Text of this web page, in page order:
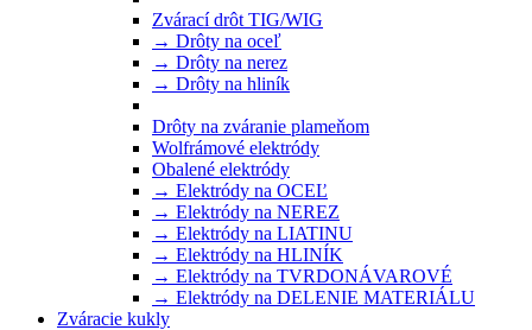
Zvárací drôt TIG/WIG
→ Drôty na oceľ
→ Drôty na nerez
→ Drôty na hliník
Drôty na zváranie plameňom
Wolfrámové elektródy
Obalené elektródy
→ Elektródy na OCEĽ
→ Elektródy na NEREZ
→ Elektródy na LIATINU
→ Elektródy na HLINÍK
→ Elektródy na TVRDONÁVAROVÉ
→ Elektródy na DELENIE MATERIÁLU
Zváracie kukly